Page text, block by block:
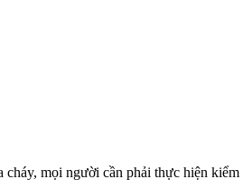
mọi người cần phải thực hiện kiểm